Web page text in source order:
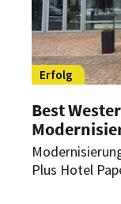
Erfolg
Best
Plus Hotel